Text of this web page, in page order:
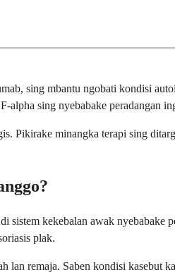
sing mbantu ngobati kondisi
sing nyebabake peradangan
minangka terapi sing
kekebalan awak nyebabake
plak.
remaja. Saben kondisi kasebut